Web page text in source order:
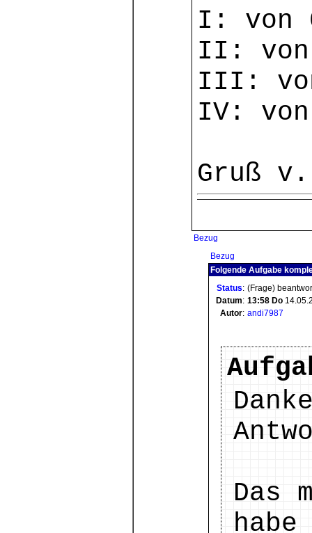
I: von
II: von
III:
IV:
Gruß
Bezug
Bezug
Folgende Aufgabe
Status: (Frage)
Datum: 13:58 Do
Autor: andi7987
Das